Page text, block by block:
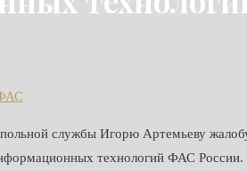
службы Игорю Артемьеву
технологий ФАС России.